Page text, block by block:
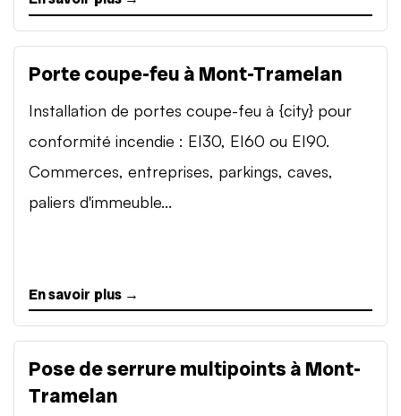
Porte coupe-feu à Mont-Tramelan
Installation de portes coupe-feu à {city} pour
conformité incendie : EI30, EI60 ou EI90.
Commerces, entreprises, parkings, caves,
paliers d'immeuble...
En savoir plus →
Pose de serrure multipoints à Mont-
Tramelan